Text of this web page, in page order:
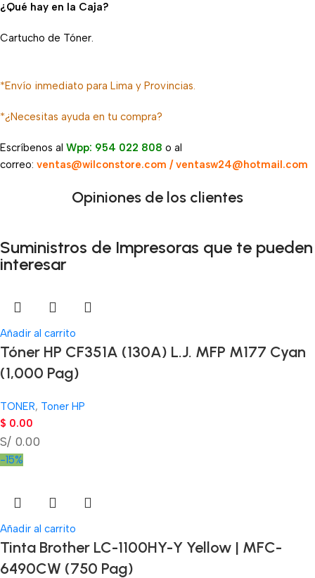
¿Qué hay en la Caja?
Cartucho de Tóner.
*Envío inmediato para Lima y Provincias.
*¿Necesitas ayuda en tu compra?
Escríbenos al Wpp: 954 022 808 o al
correo: ventas@wilconstore.com / ventasw24@hotmail.com
Opiniones de los clientes
Suministros de Impresoras que te pueden
interesar
Añadir al carrito
Tóner HP CF351A (130A) L.J. MFP M177 Cyan
(1,000 Pag)
TONER, Toner HP
$ 0.00
S/ 0.00
-15%
Añadir al carrito
Tinta Brother LC-1100HY-Y Yellow | MFC-
6490CW (750 Pag)